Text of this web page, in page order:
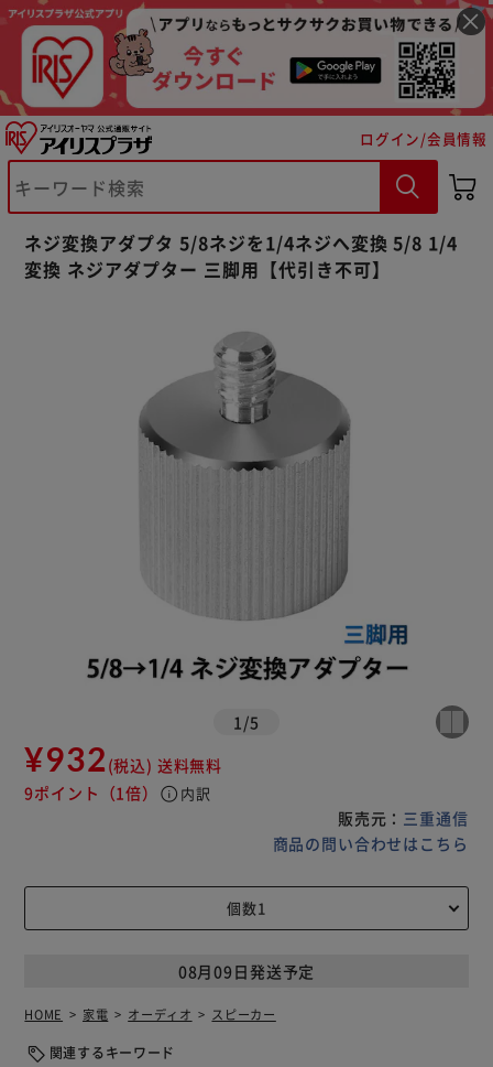
ログイン/会員情報
ネジ変換アダプタ 5/8ネジを1/4ネジへ変換 5/8 1/4
変換 ネジアダプター 三脚用【代引き不可】
1 /5
¥932 (税込) 送料無料
9ポイント （1倍） info 内訳
販売元： 三重通信
商品の問い合わせはこちら
08月09日発送予定
HOME 家電 オーディオ スピーカー
関連するキーワード
※ご確認ください